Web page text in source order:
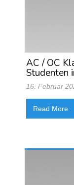
AC / OC
Studenten
16. Februar
Read More